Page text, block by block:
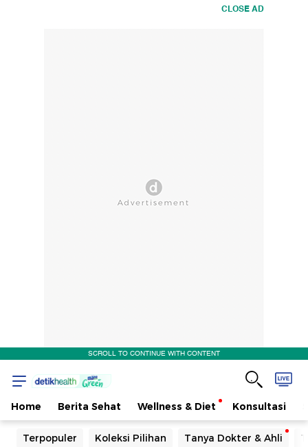
CLOSE AD
SCROLL TO CONTINUE WITH CONTENT
Home Berita Sehat Wellness & Diet Konsultasi
Terpopuler Koleksi Pilihan Tanya Dokter & Ahli